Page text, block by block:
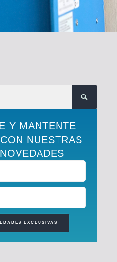
Y MANTENTE
NUESTRAS
EXCLUSIVAS